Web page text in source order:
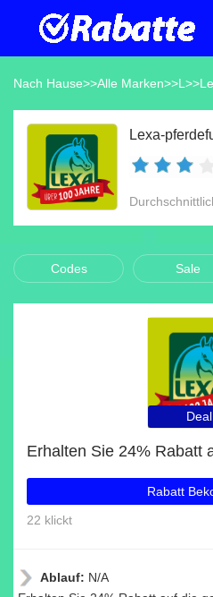
Nach Hause>>Alle Marken>>L >>
Codes Sale
Deal
Rabatt
22 klickt
Ablauf: N/A